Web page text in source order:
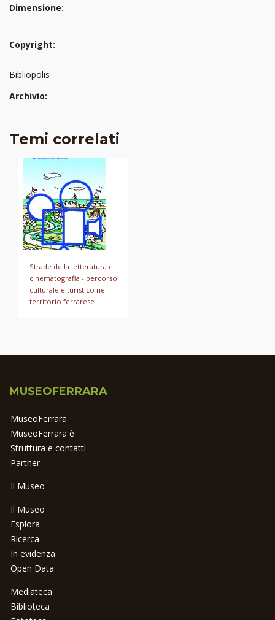
Dimensione:
Copyright:
Bibliopolis
Archivio:
Temi correlati
Strade della letteratura e
cinematografia - percorso
culturale e turistico nel
territorio ferrarese
MUSEOFERRARA
MuseoFerrara
MuseoFerrara è
Struttura e contatti
Partner
Il Museo
Il Museo
Esplora
Ricerca
In evidenza
Open Data
Mediateca
Biblioteca